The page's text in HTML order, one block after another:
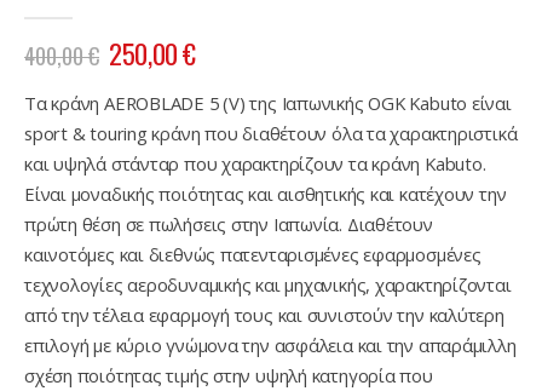
400,00€ Original
price
was:
400,00 €.
250,00€Η
τρέχουσα
τιμή
είναι:
250,00 €.
Τα κράνη AEROBLADE 5 (V) της Ιαπωνικής OGK Kabuto είναι
sport & touring κράνη που διαθέτουν όλα τα χαρακτηριστικά
και υψηλά στάνταρ που χαρακτηρίζουν τα κράνη Kabuto.
Είναι μοναδικής ποιότητας και αισθητικής και κατέχουν την
πρώτη θέση σε πωλήσεις στην Ιαπωνία. Διαθέτουν
καινοτόμες και διεθνώς πατενταρισμένες εφαρμοσμένες
τεχνολογίες αεροδυναμικής και μηχανικής, χαρακτηρίζονται
από την τέλεια εφαρμογή τους και συνιστούν την καλύτερη
επιλογή με κύριο γνώμονα την ασφάλεια και την απαράμιλλη
σχέση ποιότητας τιμής στην υψηλή κατηγορία που